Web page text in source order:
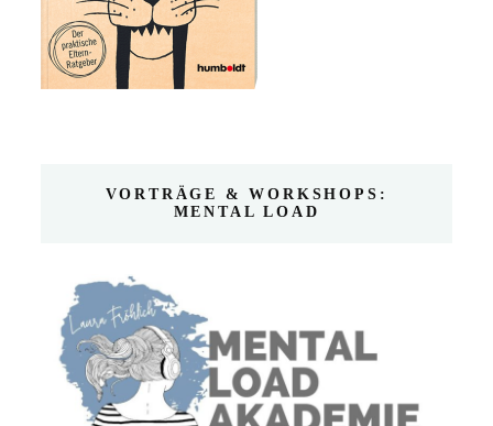
VORTRÄGE & WORKSHOPS:
MENTAL LOAD